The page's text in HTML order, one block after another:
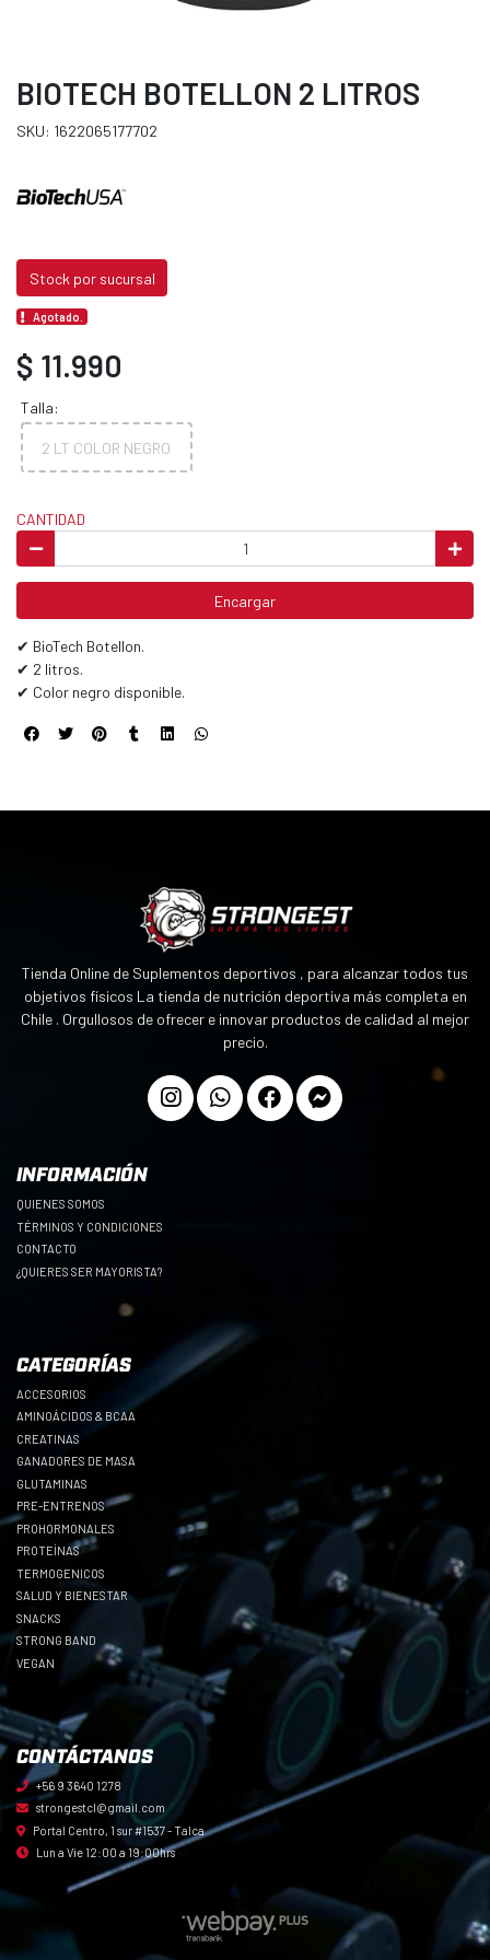
BIOTECH BOTELLON 2 LITROS
SKU: 1622065177702
Stock por sucursal
Agotado.
$ 11.990
Talla:
2 LT COLOR NEGRO
CANTIDAD
Encargar
✔ BioTech Botellon.
✔ 2 litros.
✔ Color negro disponible.
Tienda Online de Suplementos deportivos , para alcanzar todos tus
objetivos físicos La tienda de nutrición deportiva más completa en
Chile . Orgullosos de ofrecer e innovar productos de calidad al mejor
precio.
INFORMACIÓN
QUIENES SOMOS
TÉRMINOS Y CONDICIONES
CONTACTO
¿QUIERES SER MAYORISTA?
CATEGORÍAS
ACCESORIOS
AMINOÁCIDOS & BCAA
CREATINAS
GANADORES DE MASA
GLUTAMINAS
PRE-ENTRENOS
PROHORMONALES
PROTEÍNAS
TERMOGENICOS
SALUD Y BIENESTAR
SNACKS
STRONG BAND
VEGAN
CONTÁCTANOS
+56 9 3640 1278
strongestcl@gmail.com
Portal Centro, 1 sur #1537 - Talca
Lun a Vie 12:00 a 19:00hrs